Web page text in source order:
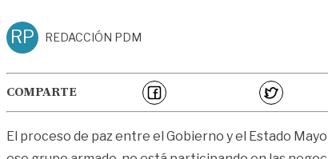
RP REDACCIÓN PDM
COMPARTE
El proceso de paz entre el Gobierno y el Estado